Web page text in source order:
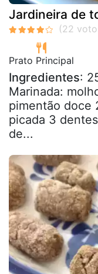
Jardineira de
Prato Principal
Ingredientes:
Marinada:
pimentão doce
picada 3
de...